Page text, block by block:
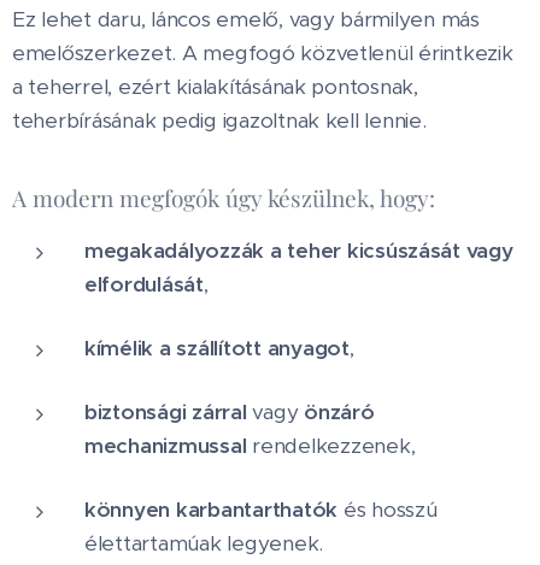
Ez lehet daru, láncos emelő, vagy bármilyen más
emelőszerkezet. A megfogó közvetlenül érintkezik
a teherrel, ezért kialakításának pontosnak,
teherbírásának pedig igazoltnak kell lennie.
A modern megfogók úgy készülnek, hogy:
megakadályozzák a teher kicsúszását vagy
elfordulását,
kímélik a szállított anyagot,
biztonsági zárral vagy önzáró
mechanizmussal rendelkezzenek,
könnyen karbantarthatók és hosszú
élettartamúak legyenek.